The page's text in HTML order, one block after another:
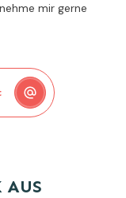
mir gerne
AUS